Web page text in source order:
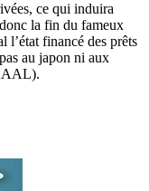
ce qui induira
la fin du fameux
l’état financé des prêts
au japon ni aux